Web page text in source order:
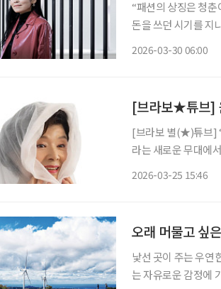
“패션의 상징은 청
돈을 쓰던 시기를 지
2026-03-30 06:00
[브라보★튜브]
[브라보 별(★)튜브]
라는 새로운 무대에
2026-03-25 15:46
오래 머물고 싶
낯선 곳이 주는 우연
는 자유로운 감정에 가슴